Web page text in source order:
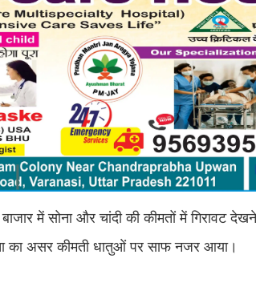
में सोना और चांदी की कीमतों में गिरावट
का असर कीमती धातुओं पर साफ नजर आया।